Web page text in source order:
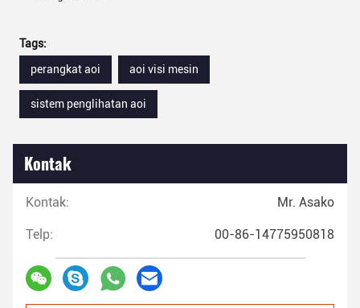
Tags:
perangkat aoi
aoi visi mesin
sistem penglihatan aoi
Kontak
Kontak: Mr. Asako
Telp: 00-86-14775950818